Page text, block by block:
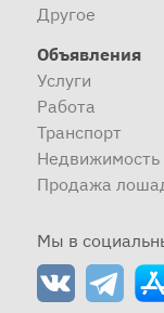
Другое
Объявления
Услуги
Работа
Транспорт
Недвижимость
Продажа
Мы в